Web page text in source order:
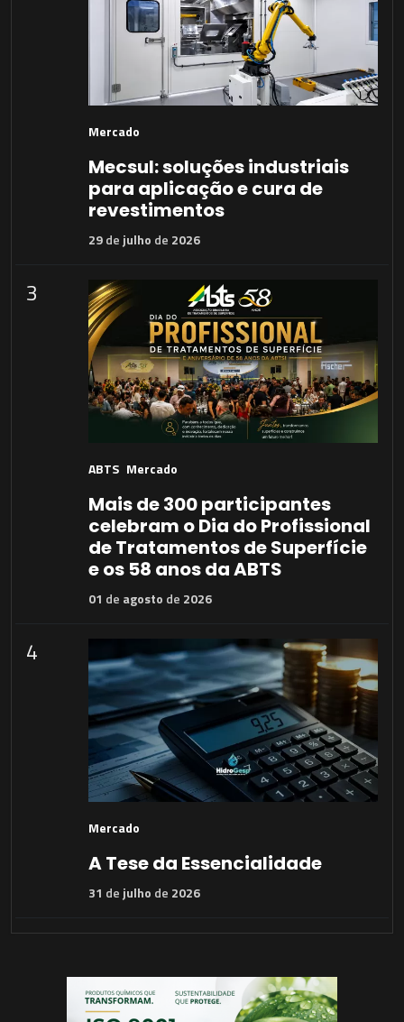
Mercado
Mecsul: soluções industriais
para aplicação e cura de
revestimentos
29dejulho de 2026
3
ABTS Mercado
Mais de 300 participantes
celebram o Dia do Profissional
de Tratamentos de Superfície
e os 58 anos da ABTS
01 de agosto de 2026
4
Mercado
A Tese da Essencialidade
31 de julho de 2026